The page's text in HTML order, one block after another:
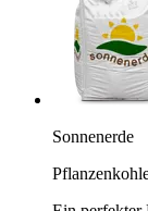
Sonnenerde